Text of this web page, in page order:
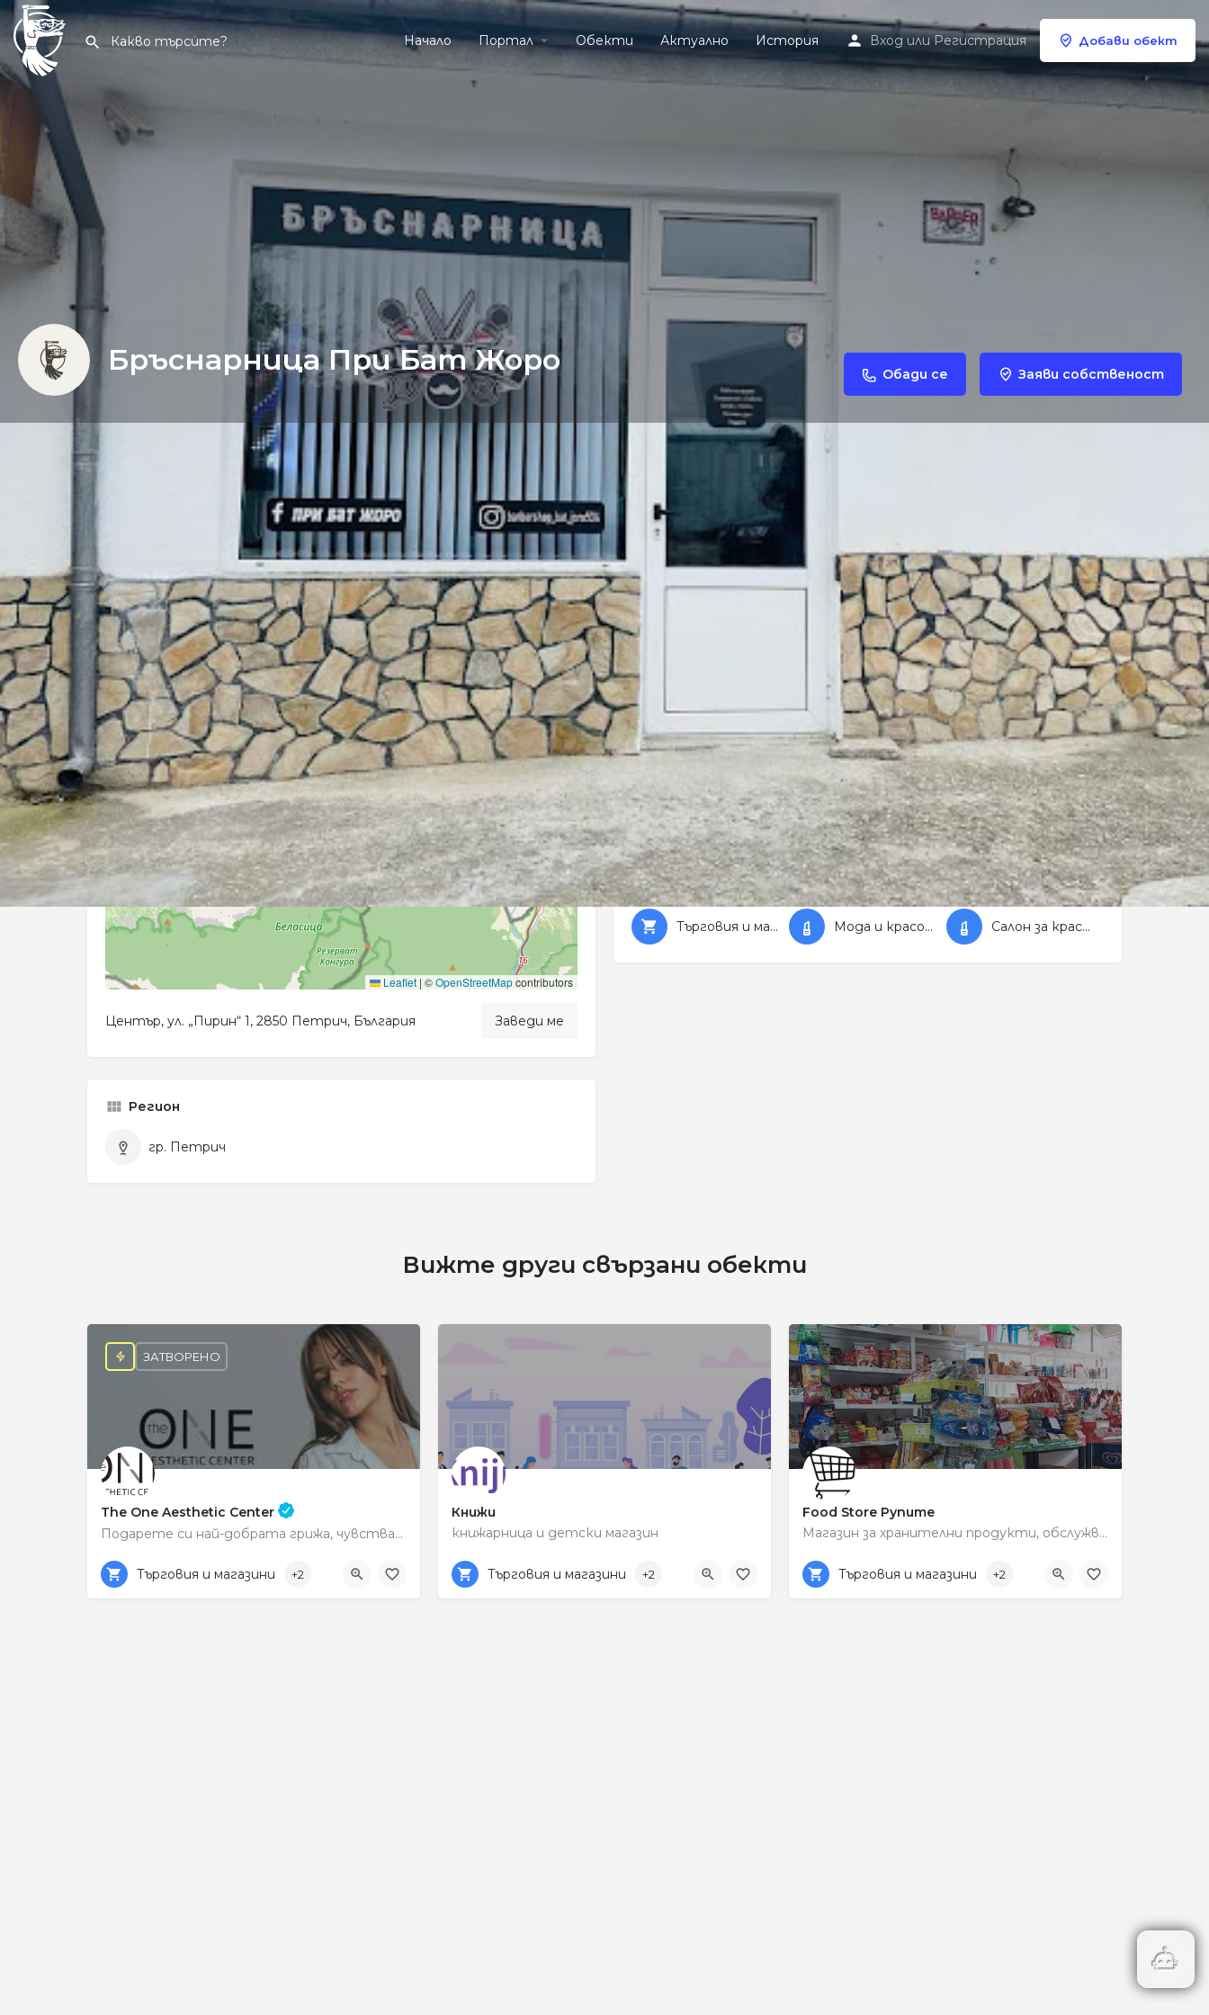
Начало Портал Обекти Актуално История Вход или Регистрация Добави обект
Бръснарница При Бат Жоро Обади се Заяви собственост
Профил
Заведи ме Обади се Уеб сайт Сподели Мнение
Описание
Бръснарница При Бат Жоро
Локация
+
−
Leaflet | ©OpenStreetMapcontributors
Център, ул. „Пирин“ 1, 2850 Петрич, България Заведи ме
Регион
гр. Петрич
Работно време днес9:00 - 18:00
Категории
Търговия и магазини Мода и красота Салон за красота
Вижте други свързани обекти
The One Aesthetic Center
Подарете си най-добрата грижа, чувствайте се красиви всеки ден.
0878222513
ЗАТВОРЕНО
Търговия и магазини +2
Книжи
книжарница и детски магазин
0878 325 347
Търговия и магазини +2
Food Store Рупите
Магазин за хранителни продукти, обслужващ района на Рупите.
+359 89 563 3087
Търговия и магазини +2